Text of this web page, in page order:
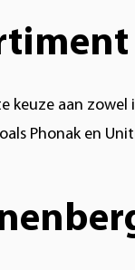
aan
Phonak en